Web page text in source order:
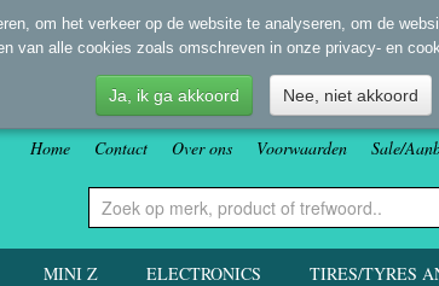
Home Contact Over ons Voorwaarden Sale/
MINI Z ELECTRONICS TIRES/TYRES
om het verkeer op de website te analyseren, om de
van alle cookies zoals omschreven in onze privacy- en
Ja, ik ga akkoord Nee, niet akkoord